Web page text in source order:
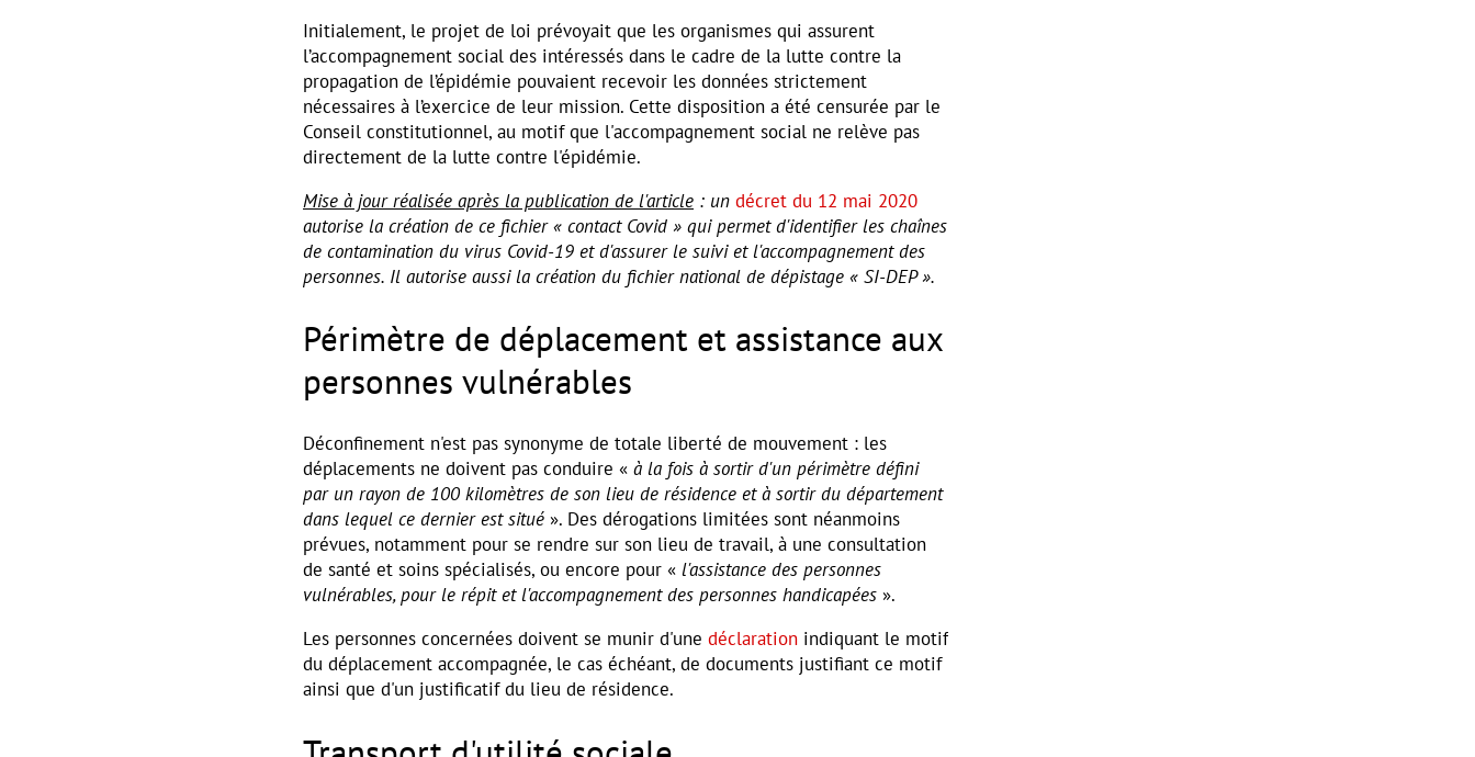
Initialement, le projet de loi prévoyait que les organismes qui assurent
l’accompagnement social des intéressés dans le cadre de la lutte contre la
propagation de l’épidémie pouvaient recevoir les données strictement
nécessaires à l’exercice de leur mission. Cette disposition a été censurée par le
Conseil constitutionnel, au motif que l'accompagnement social ne relève pas
directement de la lutte contre l'épidémie.
Mise à jour réalisée après la publication de l'article : un décret du 12 mai 2020
autorise la création de ce fichier « contact Covid » qui permet d'identifier les chaînes
de contamination du virus Covid-19 et d'assurer le suivi et l'accompagnement des
personnes. Il autorise aussi la création du fichier national de dépistage « SI-DEP ».
Périmètre de déplacement et assistance aux
personnes vulnérables
Déconfinement n'est pas synonyme de totale liberté de mouvement : les
déplacements ne doivent pas conduire « à la fois à sortir d'un périmètre défini
par un rayon de 100 kilomètres de son lieu de résidence et à sortir du département
dans lequel ce dernier est situé ». Des dérogations limitées sont néanmoins
prévues, notamment pour se rendre sur son lieu de travail, à une consultation
de santé et soins spécialisés, ou encore pour « l'assistance des personnes
vulnérables, pour le répit et l'accompagnement des personnes handicapées ».
Les personnes concernées doivent se munir d'une déclaration indiquant le motif
du déplacement accompagnée, le cas échéant, de documents justifiant ce motif
ainsi que d'un justificatif du lieu de résidence.